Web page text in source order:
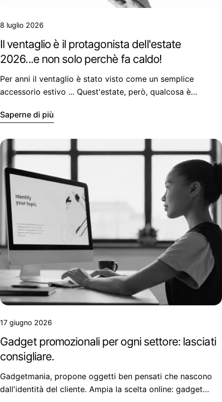
8 luglio 2026
Il ventaglio è il protagonista dell'estate
2026...e non solo perchè fa caldo!
Per anni il ventaglio è stato visto come un semplice
accessorio estivo ... Quest'estate, però, qualcosa è
Saperne di più
17 giugno 2026
Gadget promozionali per ogni settore: lasciati
consigliare.
Gadgetmania, propone oggetti ben pensati che nascono
dall'identità del cliente. Ampia la scelta online: gadget